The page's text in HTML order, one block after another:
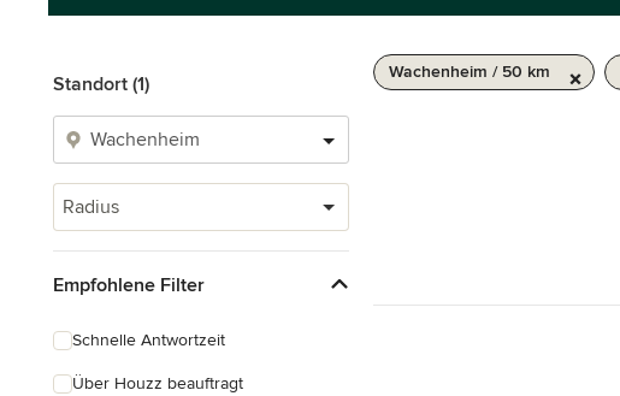
Standort (1)
Radius
Empfohlene Filter
Schnelle Antwortzeit
Über Houzz beauftragt
Wachenheim / 50 km